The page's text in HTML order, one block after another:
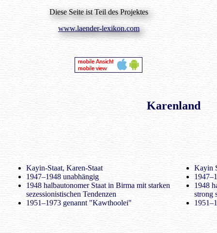
Diese Seite ist Teil des Projektes
www.laender-lexikon.com
Karenland
Kayin-Staat, Karen-Staat
1947–1948 unabhängig
1948 halbautonomer Staat in Birma mit starken
sezessionistischen Tendenzen
1951–1973 genannt "Kawthoolei"
Kayin
1948
strong